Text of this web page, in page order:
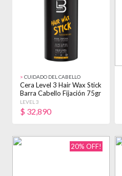
> CUIDADO DEL CABELLO
Cera Level 3 Hair Wax Stick
Barra Cabello Fijación 75gr
LEVEL 3
$ 32,890
20% OFF!